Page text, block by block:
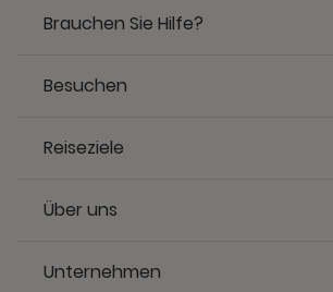
Brauchen Sie Hilfe?
Besuchen
Reiseziele
Über uns
Unternehmen